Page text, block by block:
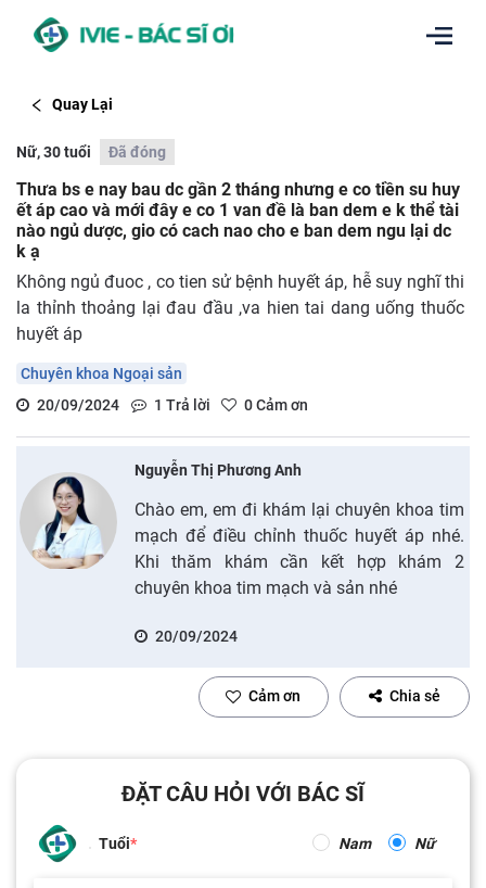
Quay Lại
Nữ, 30 tuổi Đã đóng
Thưa bs e nay bau dc gần 2 tháng nhưng e co tiền su huy
ết áp cao và mới đây e co 1 van đề là ban dem e k thể tài
nào ngủ dược, gio có cach nao cho e ban dem ngu lại dc
k ạ
Không ngủ đuoc , co tien sử bệnh huyết áp, hễ suy nghĩ thi
la thỉnh thoảng lại đau đầu ,va hien tai dang uống thuốc
huyết áp
Chuyên khoa Ngoại sản
20/09/2024
1 Trả lời 0Cảm ơn
Nguyễn Thị Phương Anh
Chào em, em đi khám lại chuyên khoa tim
mạch để điều chỉnh thuốc huyết áp nhé.
Khi thăm khám cần kết hợp khám 2
chuyên khoa tim mạch và sản nhé
20/09/2024
Cảm ơn Chia sẻ
ĐẶT CÂU HỎI VỚI BÁC SĨ
Tuổi Nam Nữ